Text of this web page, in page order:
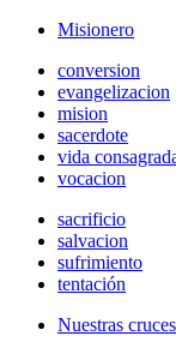
Misionero
conversion
evangelizacion
mision
sacerdote
vida
vocacion
sacrificio
salvacion
sufrimiento
tentación
Nuestras cruces